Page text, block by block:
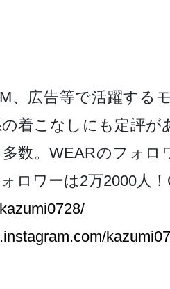
、広告等で活躍する
着こなしにも定評が
数。WEARのフォロ
ロワーは2万2000人！